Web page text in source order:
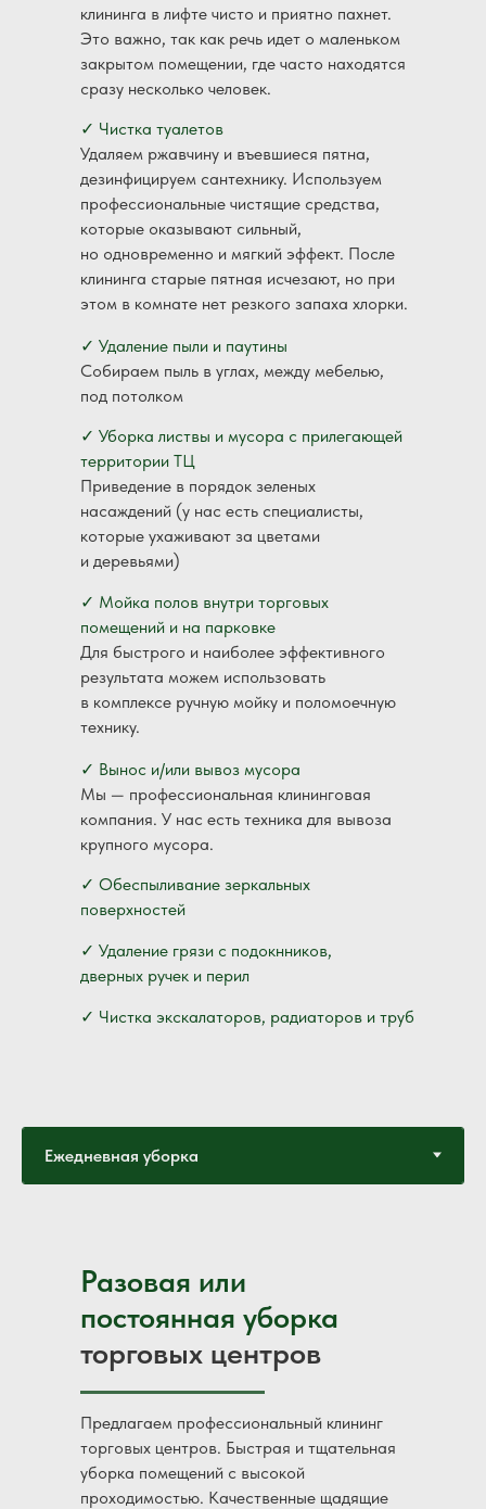
клининга в лифте чисто и приятно пахнет.
Это важно, так как речь идет о маленьком
закрытом помещении, где часто находятся
сразу несколько человек.
✓ Вынос и/или вывоз мусора
Мы — профессиональная клининговая
компания. У нас есть техника для вывоза
крупного мусора.
✓ Обеспыливание зеркальных
поверхностей
✓ Чистка экскалаторов, радиаторов и труб
✓ Мойка полов внутри торговых
помещений и на парковке
Для быстрого и наиболее эффективного
результата можем использовать
в комплексе ручную мойку и поломоечную
технику.
✓ Удаление пыли и паутины
Собираем пыль в углах, между мебелью,
под потолком
✓ Чистка туалетов
Удаляем ржавчину и въевшиеся пятна,
дезинфицируем сантехнику. Используем
профессиональные чистящие средства,
которые оказывают сильный,
но одновременно и мягкий эффект. После
клининга старые пятная исчезают, но при
этом в комнате нет резкого запаха хлорки.
✓ Уборка листвы и мусора с прилегающей
территории ТЦ
Приведение в порядок зеленых
насаждений (у нас есть специалисты,
которые ухаживают за цветами
и деревьями)
✓ Удаление грязи с подокнников,
дверных ручек и перил
Разовая или
постоянная уборка
торговых центров
Предлагаем профессиональный клининг
торговых центров. Быстрая и тщательная
уборка помещений с высокой
проходимостью. Качественные щадящие